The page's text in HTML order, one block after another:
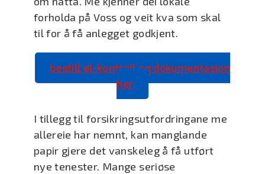
forholda på Voss og veit kva som skal
til for å få anlegget godkjent.
bestill el-kontroll og dokumentasjon
her
I tillegg til forsikringsutfordringane me
allereie har nemnt, kan manglande
papir gjere det vanskeleg å få utført
nye tenester. Mange seriøse